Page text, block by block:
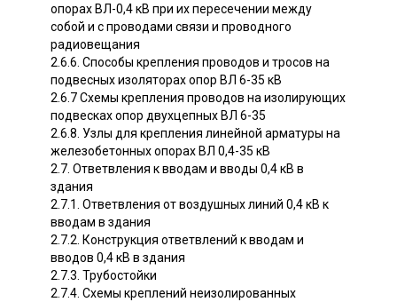
опорах ВЛ-0,4 кВ при их пересечении между
собой и с проводами связи и проводного
радиовещания
2.6.6. Способы крепления проводов и тросов на
подвесных изоляторах опор ВЛ 6-35 кВ
2.6.7 Схемы крепления проводов на изолирующих
подвесках опор двухцепных ВЛ 6-35
2.6.8. Узлы для крепления линейной арматуры на
железобетонных опорах ВЛ 0,4-35 кВ
2.7. Ответвления к вводам и вводы 0,4 кВ в
здания
2.7.1. Ответвления от воздушных линий 0,4 кВ к
вводам в здания
2.7.2. Конструкция ответвлений к вводам и
вводов 0,4 кВ в здания
2.7.3. Трубостойки
2.7.4. Схемы креплений неизолированных